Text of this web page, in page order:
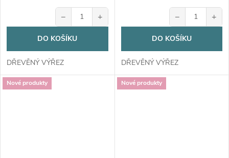
− +
DO KOŠÍKU
DŘEVĚNÝ VÝŘEZ
− +
DO KOŠÍKU
DŘEVĚNÝ VÝŘEZ
Nové produkty Nové produkty